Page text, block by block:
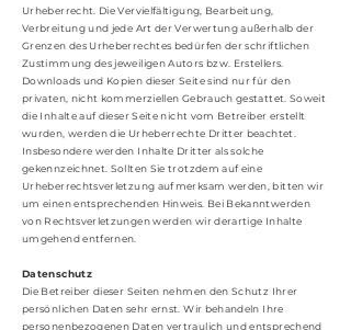
Urheberrecht. Die Vervielfältigung, Bearbeitung,
Verbreitung und jede Art der Verwertung außerhalb der
Grenzen des Urheberrechtes bedürfen der schriftlichen
Zustimmung des jeweiligen Autors bzw. Erstellers.
Downloads und Kopien dieser Seite sind nur für den
privaten, nicht kommerziellen Gebrauch gestattet. Soweit
die Inhalte auf dieser Seite nicht vom Betreiber erstellt
wurden, werden die Urheberrechte Dritter beachtet.
Insbesondere werden Inhalte Dritter als solche
gekennzeichnet. Sollten Sie trotzdem auf eine
Urheberrechtsverletzung aufmerksam werden, bitten wir
um einen entsprechenden Hinweis. Bei Bekanntwerden
von Rechtsverletzungen werden wir derartige Inhalte
umgehend entfernen.
Datenschutz
Die Betreiber dieser Seiten nehmen den Schutz Ihrer
persönlichen Daten sehr ernst. Wir behandeln Ihre
personenbezogenen Daten vertraulich und entsprechend